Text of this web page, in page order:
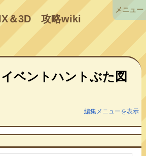
＆3D攻略wiki
ベントハントぶた図
編集メニューを表示
メニュー